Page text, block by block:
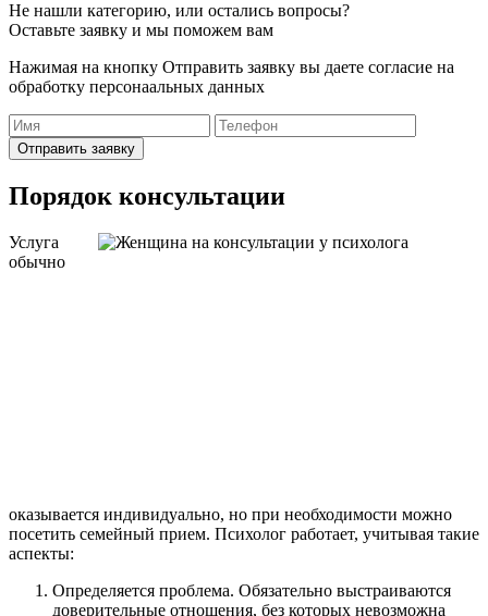
Не нашли категорию, или остались вопросы?
Оставьте заявку и мы поможем вам
Нажимая на кнопку Отправить заявку вы даете согласие на
обработку персонаальных данных
Отправить заявку
Порядок консультации
Услуга
обычно
оказывается индивидуально, но при необходимости можно
посетить семейный прием. Психолог работает, учитывая такие
аспекты:
Определяется проблема. Обязательно выстраиваются
доверительные отношения, без которых невозможна